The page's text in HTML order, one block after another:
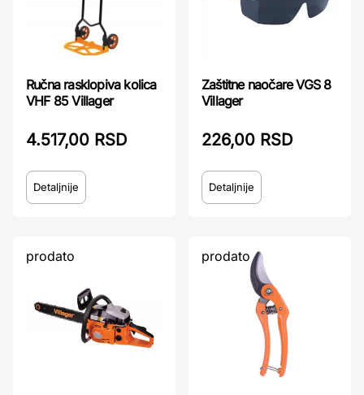
Ručna rasklopiva kolica
VHF 85 Villager
4.517,00 RSD
Detaljnije
Zaštitne naočare VGS 8
Villager
226,00 RSD
Detaljnije
prodato prodato